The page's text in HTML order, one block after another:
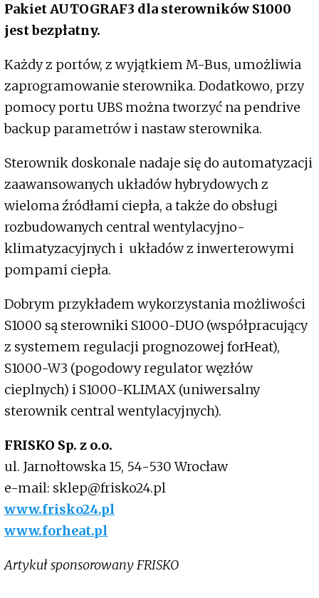
Pakiet AUTOGRAF3 dla sterowników S1000
jest bezpłatny.
Każdy z portów, z wyjątkiem M-Bus, umożliwia
zaprogramowanie sterownika. Dodatkowo, przy
pomocy portu UBS można tworzyć na pendrive
backup parametrów i nastaw sterownika.
Sterownik doskonale nadaje się do automatyzacji
zaawansowanych układów hybrydowych z
wieloma źródłami ciepła, a także do obsługi
rozbudowanych central wentylacyjno-
klimatyzacyjnych i układów z inwerterowymi
pompami ciepła.
Dobrym przykładem wykorzystania możliwości
S1000 są sterowniki S1000-DUO (współpracujący
z systemem regulacji prognozowej forHeat),
S1000-W3 (pogodowy regulator węzłów
cieplnych) i S1000-KLIMAX (uniwersalny
sterownik central wentylacyjnych).
FRISKO Sp. z o.o.
ul. Jarnołtowska 15, 54-530 Wrocław
e-mail: sklep@frisko24.pl
www.frisko24.pl
www.forheat.pl
Artykuł sponsorowany FRISKO